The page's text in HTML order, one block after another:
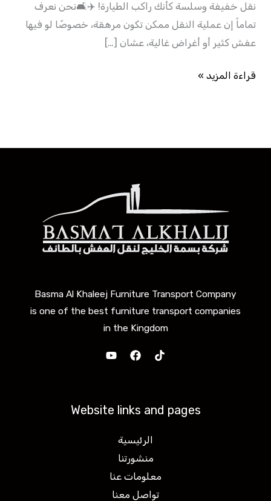
نقل خفيفة وسلسة كأنك راكب الطيارة! ✈️🛋️نحن نعرف
تماماً إن عملية النقل ممكن تكون مرهقة، خصوصًا لو فيها
عفش كثير أو أغراض غالية، عشان […]
قراءة المزيد »
Basma Al Khaleej Furniture Transport Company
is one of the best furniture transport companies
in the Kingdom
Website links and pages
الرئيسية
منشورتنا
معلومات عنا
تواصل معنا